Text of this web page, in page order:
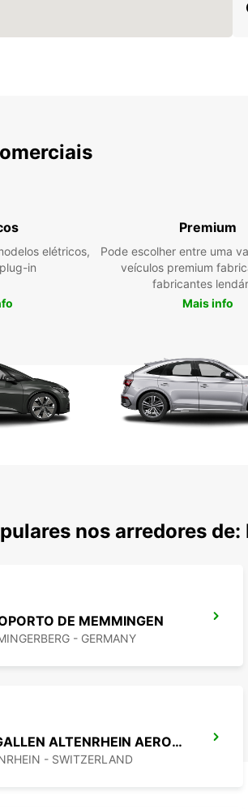
elétricos,
in
Premium
Pode escolher entre uma
veículos premium
fabricantes
Mais info
nos arredores
DE MEMMINGEN
- GERMANY
ST. GALLEN ALTENRHEIN AEROPORTO ACH
- SWITZERLAND